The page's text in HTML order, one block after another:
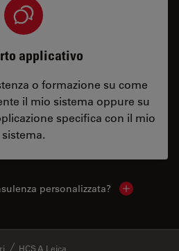
applicativo
o formazione su come
il mio sistema oppure su
specifica con il mio
sistema.
personalizzata? Show local
HCS A Leica